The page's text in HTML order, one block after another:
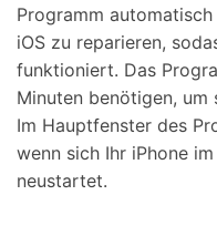
Programm
iOS zu reparieren,
funktioniert. Das
Minuten benötigen, um
Im Hauptfenster des
wenn sich Ihr iPhone
neustartet.